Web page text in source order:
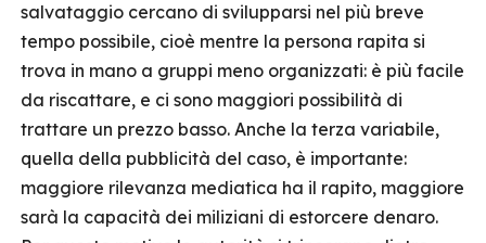
salvataggio cercano di svilupparsi nel più breve
tempo possibile, cioè mentre la persona rapita si
trova in mano a gruppi meno organizzati: è più facile
da riscattare, e ci sono maggiori possibilità di
trattare un prezzo basso. Anche la terza variabile,
quella della pubblicità del caso, è importante:
maggiore rilevanza mediatica ha il rapito, maggiore
sarà la capacità dei miliziani di estorcere denaro.